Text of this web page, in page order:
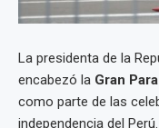
La presidenta de la
encabezó la Gran
como parte de las
independencia del